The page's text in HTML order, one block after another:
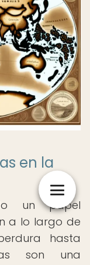
en la
un papel
a lo largo de
hasta
son una